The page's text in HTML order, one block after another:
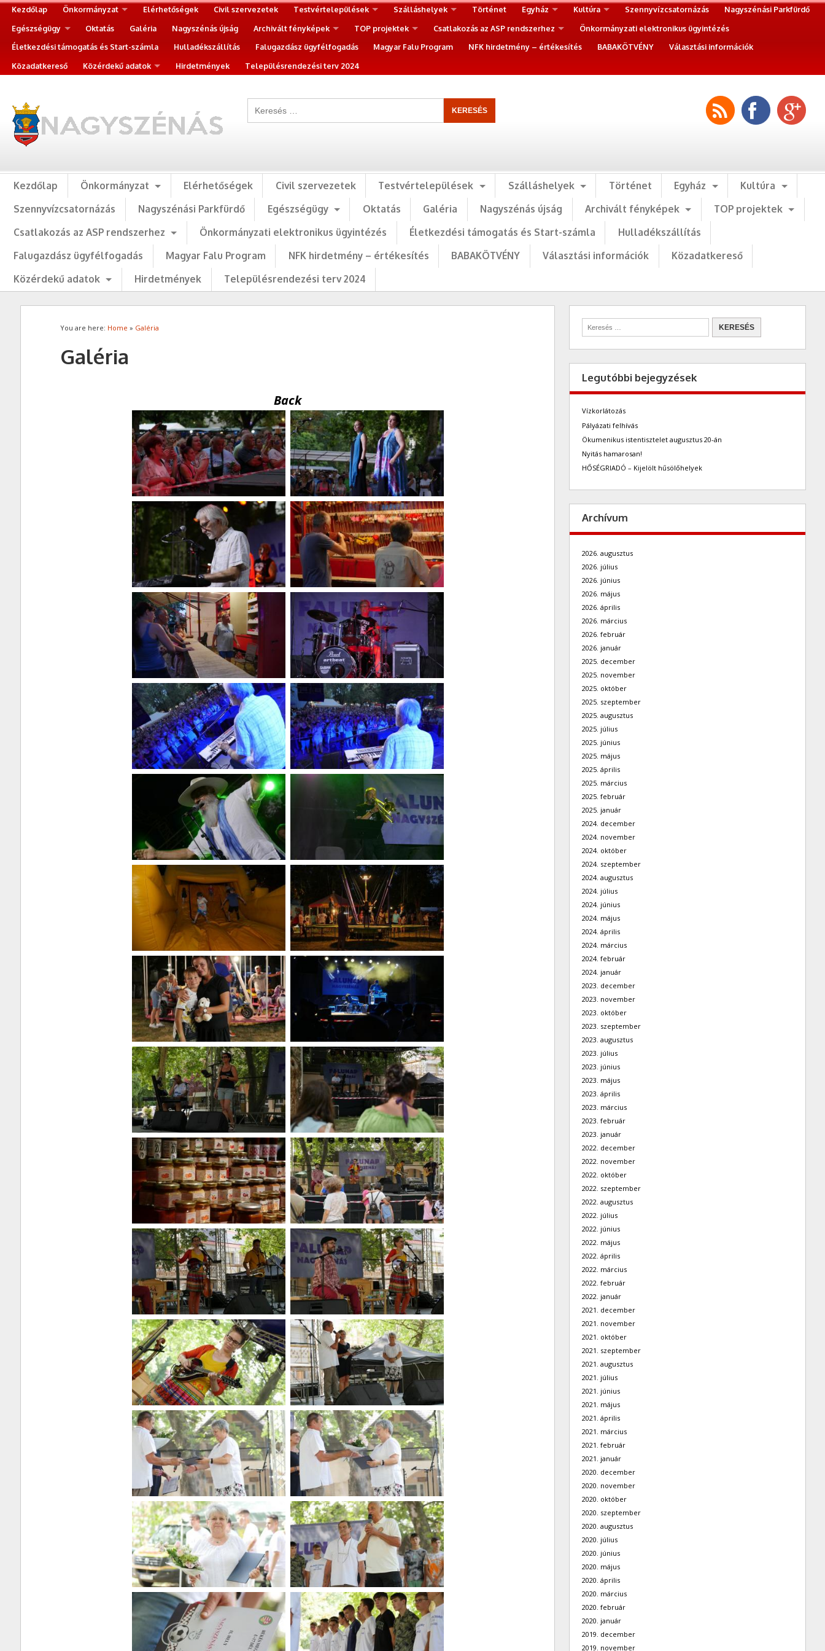
Kezdőlap Önkormányzat Elérhetőségek Civil szervezetek Testvértelepülések Szálláshelyek Történet Egyház Kultúra Szennyvízcsatornázás
Nagyszénási Parkfürdő
Egészségügy
Oktatás Galéria Nagyszénás újság Archivált fényképek TOP projektek Csatlakozás az ASP rendszerhez
Önkormányzati elektronikus ügyintézés
Életkezdési támogatás és Start-számla
Hulladékszállítás Falugazdász ügyfélfogadás Magyar Falu Program NFK hirdetmény – értékesítés BABAKÖTVÉNY
Választási információk
Közadatkereső
Közérdekű adatok Hirdetmények Településrendezési terv 2024
Kezdőlap Önkormányzat Elérhetőségek Civil szervezetek Testvértelepülések Szálláshelyek Történet Egyház
Kultúra
Szennyvízcsatornázás
Nagyszénási Parkfürdő Egészségügy Oktatás Galéria Nagyszénás újság Archivált fényképek
TOP projektek
Csatlakozás az ASP rendszerhez
Önkormányzati elektronikus ügyintézés Életkezdési támogatás és Start-számla
Hulladékszállítás
Falugazdász ügyfélfogadás
Magyar Falu Program NFK hirdetmény – értékesítés BABAKÖTVÉNY Választási információk
Közadatkereső
Közérdekű adatok
Hirdetmények Településrendezési terv 2024
You are here: Home » Galéria
Galéria
Back
Legutóbbi bejegyzések
Vízkorlátozás
Pályázati felhívás
Ökumenikus istentisztelet augusztus 20-án
Nyitás hamarosan!
HŐSÉGRIADÓ – Kijelölt hűsölőhelyek
Archívum
2026. augusztus
2026. július
2026. június
2026. május
2026. április
2026. március
2026. február
2026. január
2025. december
2025. november
2025. október
2025. szeptember
2025. augusztus
2025. július
2025. június
2025. május
2025. április
2025. március
2025. február
2025. január
2024. december
2024. november
2024. október
2024. szeptember
2024. augusztus
2024. július
2024. június
2024. május
2024. április
2024. március
2024. február
2024. január
2023. december
2023. november
2023. október
2023. szeptember
2023. augusztus
2023. július
2023. június
2023. május
2023. április
2023. március
2023. február
2023. január
2022. december
2022. november
2022. október
2022. szeptember
2022. augusztus
2022. július
2022. június
2022. május
2022. április
2022. március
2022. február
2022. január
2021. december
2021. november
2021. október
2021. szeptember
2021. augusztus
2021. július
2021. június
2021. május
2021. április
2021. március
2021. február
2021. január
2020. december
2020. november
2020. október
2020. szeptember
2020. augusztus
2020. július
2020. június
2020. május
2020. április
2020. március
2020. február
2020. január
2019. december
2019. november